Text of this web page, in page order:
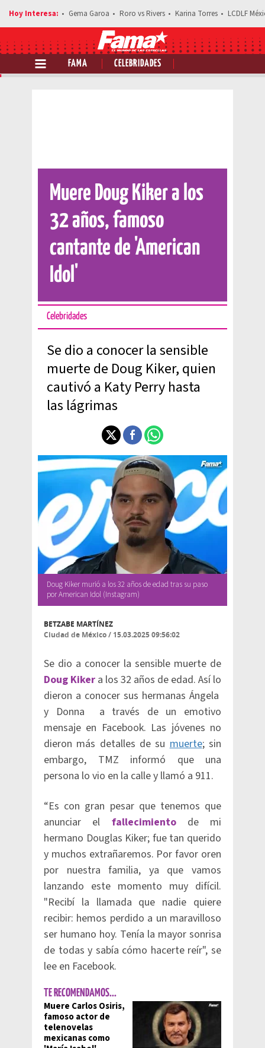
Gema Garoa Roro vs Rivers Karina Torres LCDLF
FAMA CELEBRIDADES
Comparte esta noticia
Muere Doug Kiker a los
32 años, famoso
cantante de 'American
Idol'
Celebridades
Se dio a conocer la sensible
muerte de Doug Kiker, quien
cautivó a Katy Perry hasta
las lágrimas
Doug Kiker murió a los 32 años de edad tras su paso
por American Idol (Instagram)
BETZABE MARTÍNEZ
Ciudad de México/ 15.03.2025 09:56:02
Se dio a conocer la sensible muerte de
Doug Kiker a los 32 años de edad. Así lo
dieron a conocer sus hermanas Ángela
y Donna a través de un emotivo
mensaje en Facebook. Las jóvenes no
dieron más detalles de sumuerte; sin
embargo, TMZ informó que una
persona lo vio en la calle y llamó a 911.
“Es con gran pesar que tenemos que
anunciar el fallecimientode mi
hermano Douglas Kiker; fue tan querido
y muchos extrañaremos. Por favor oren
por nuestra familia, ya que vamos
lanzando este momento muy difícil.
"Recibí la llamada que nadie quiere
recibir: hemos perdido a un maravilloso
ser humano hoy. Tenía la mayor sonrisa
de todas y sabía cómo hacerte reír", se
lee en Facebook.
TE RECOMENDAMOS...
Muere Carlos Osiris,
famoso actor de
telenovelas
mexicanas como